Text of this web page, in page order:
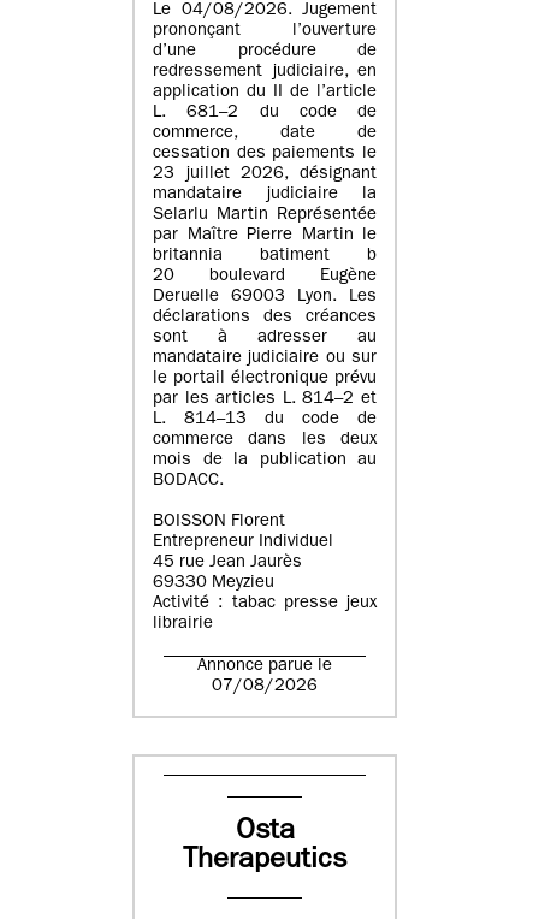
Le 04/08/2026. Jugement
prononçant l’ouverture
d’une procédure de
redressement judiciaire, en
application du II de l’article
L. 681–2 du code de
commerce, date de
cessation des paiements le
23 juillet 2026, désignant
mandataire judiciaire la
Selarlu Martin Représentée
par Maître Pierre Martin le
britannia batiment b
20 boulevard Eugène
Deruelle 69003 Lyon. Les
déclarations des créances
sont à adresser au
mandataire judiciaire ou sur
le portail électronique prévu
par les articles L. 814–2 et
L. 814–13 du code de
commerce dans les deux
mois de la publication au
BODACC.
BOISSON Florent
Entrepreneur Individuel
45 rue Jean Jaurès
69330 Meyzieu
Activité : tabac presse jeux
librairie
Annonce parue le
07/08/2026
Osta
Therapeutics